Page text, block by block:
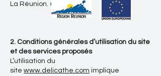
La Réunion. ».
2. Conditions générales d’utilisation du site
et des services proposés
L’utilisation du
site www.delicathe.com implique